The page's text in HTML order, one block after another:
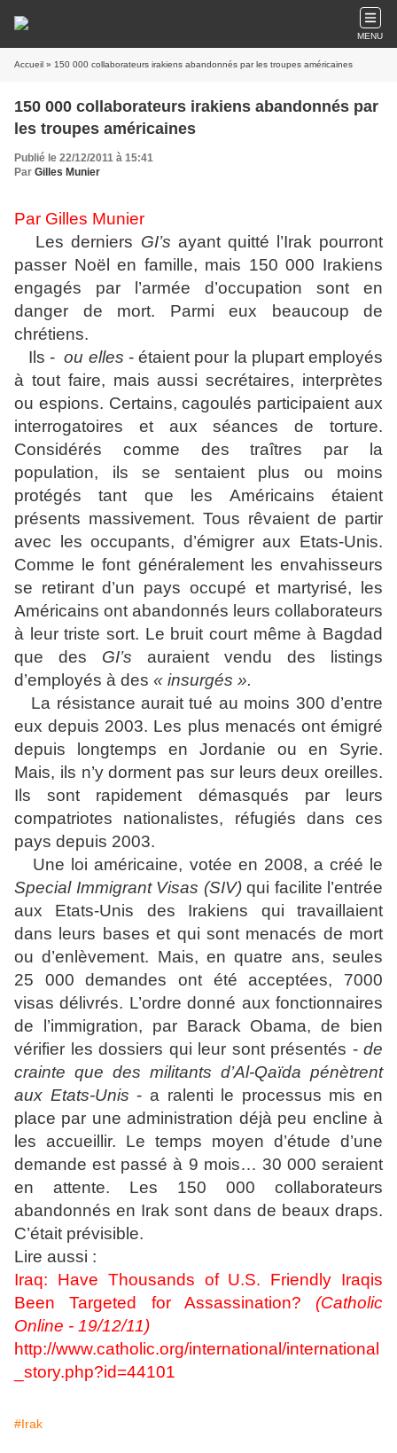
MENU
Accueil » 150 000 collaborateurs irakiens abandonnés par les troupes américaines
150 000 collaborateurs irakiens abandonnés par
les troupes américaines
Publié le 22/12/2011 à 15:41
Par Gilles Munier
Par Gilles Munier
Les derniers GI’s ayant quitté l’Irak pourront
passer Noël en famille, mais 150 000 Irakiens
engagés par l’armée d’occupation sont en
danger de mort. Parmi eux beaucoup de
chrétiens.
Ils -ou elles - étaient pour la plupart employés
à tout faire, mais aussi secrétaires, interprètes
ou espions. Certains, cagoulés participaient aux
interrogatoires et aux séances de torture.
Considérés comme des traîtres par la
population, ils se sentaient plus ou moins
protégés tant que les Américains étaient
présents massivement. Tous rêvaient de partir
avec les occupants, d’émigrer aux Etats-Unis.
Comme le font généralement les envahisseurs
se retirant d’un pays occupé et martyrisé, les
Américains ont abandonnés leurs collaborateurs
à leur triste sort. Le bruit court même à Bagdad
que des GI’s auraient vendu des listings
d’employés à des « insurgés ».
La résistance aurait tué au moins 300 d’entre
eux depuis 2003. Les plus menacés ont émigré
depuis longtemps en Jordanie ou en Syrie.
Mais, ils n’y dorment pas sur leurs deux oreilles.
Ils sont rapidement démasqués par leurs
compatriotes nationalistes, réfugiés dans ces
pays depuis 2003.
Une loi américaine, votée en 2008, a créé le
Special Immigrant Visas (SIV)qui facilite l’entrée
aux Etats-Unis des Irakiens qui travaillaient
dans leurs bases et qui sont menacés de mort
ou d’enlèvement. Mais, en quatre ans, seules
25 000 demandes ont été acceptées, 7000
visas délivrés. L’ordre donné aux fonctionnaires
de l’immigration, par Barack Obama, de bien
vérifier les dossiers qui leur sont présentés - de
crainte que des militants d’Al-Qaïda pénètrent
aux Etats-Unis - a ralenti le processus mis en
place par une administration déjà peu encline à
les accueillir. Le temps moyen d’étude d’une
demande est passé à 9 mois… 30 000 seraient
en attente. Les 150 000 collaborateurs
abandonnés en Irak sont dans de beaux draps.
C’était prévisible.
Lire aussi :
Iraq: Have Thousands of U.S. Friendly Iraqis
Been Targeted for Assassination?
(Catholic
Online - 19/12/11)
http://www.catholic.org/international/international
_story.php?id=44101
#Irak